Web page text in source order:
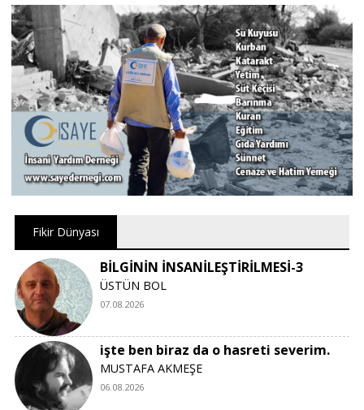
Fikir Dünyası
BİLGİNİN İNSANİLEŞTİRİLMESİ-3
ÜSTÜN BOL
07.08.2026
işte ben biraz da o hasreti severim.
MUSTAFA AKMEŞE
06.08.2026